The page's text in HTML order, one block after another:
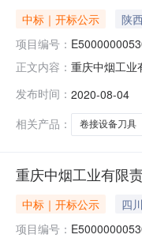
中标｜开标公示
陕
项目编号：
正文内容： 重庆中烟工业
间:未上传,投
发布时间： 2020-08-04
相关产品：
卷接设备刀具
重庆中烟工业有限
中标｜开标公示 四
项目编号：